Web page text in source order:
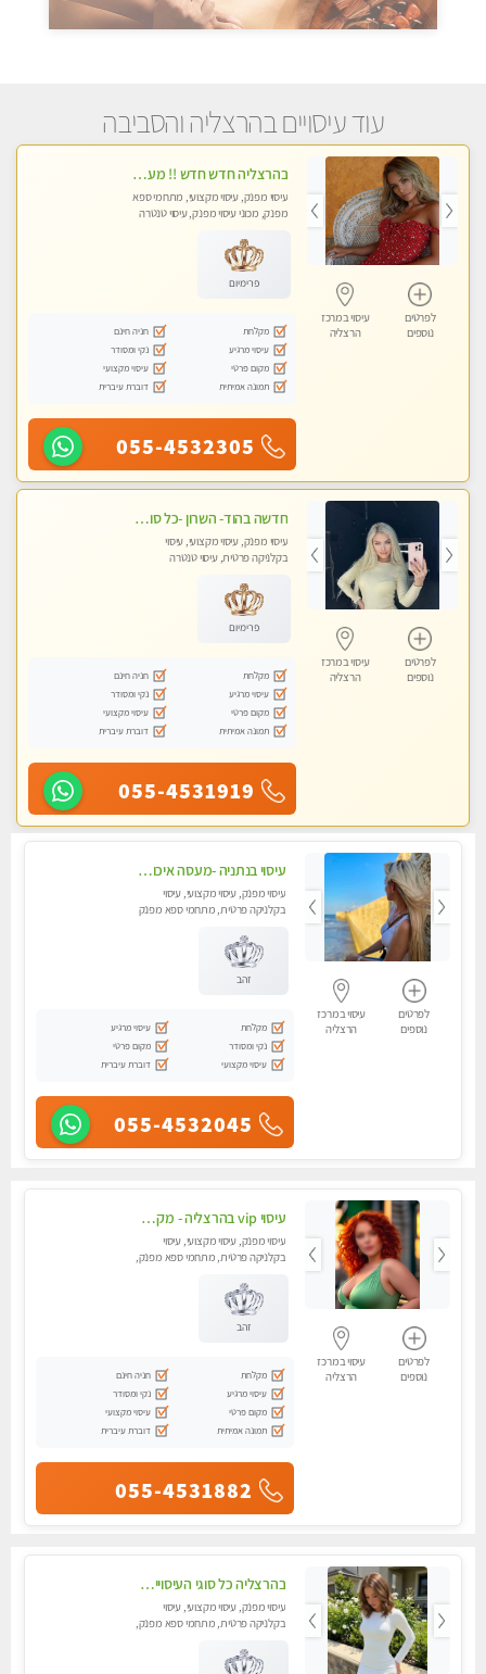
עוד עיסויים בהרצליה והסביבה
לפרטים
נוספים
עיסוי במרכז
הרצליה
בהרצליה חדש חדש !! מעסה מקצועית צעירה ואיכותית פרטי!!!
עיסוי מפנק, עיסוי מקצועי, מתחמי ספא
מפנק, מכוני עיסוי מפנק, עיסוי טנטרה
פרימיום
מקלחת
חניה חינם
עיסוי מרגיע
נקי ומסודר
מקום פרטי
עיסוי מקצועי
תמונה אמיתית
דוברת עיברית
055-4532305
לפרטים
נוספים
עיסוי במרכז
הרצליה
חדשה בהוד- השרון -כל סוגי העיסויים מעסה מקצועית ואיכותית פרטי!!!מומלץ לחלוטין!! אירוח ברמה אחרת ...
עיסוי מפנק, עיסוי מקצועי, עיסוי
בקלניקה פרטית, עיסוי טנטרה
פרימיום
מקלחת
חניה חינם
עיסוי מרגיע
נקי ומסודר
מקום פרטי
עיסוי מקצועי
תמונה אמיתית
דוברת עיברית
055-4531919
לפרטים
נוספים
עיסוי במרכז
הרצליה
עיסוי בנתניה -מעסה איכותית מקצועית ומפנקת
עיסוי מפנק, עיסוי מקצועי, עיסוי
בקלניקה פרטית, מתחמי ספא מפנק
זהב
מקלחת
עיסוי מרגיע
נקי ומסודר
מקום פרטי
עיסוי מקצועי
דוברת עיברית
055-4532045
לפרטים
נוספים
עיסוי במרכז
הרצליה
עיסוי vip בהרצליה - מקצועי ומפנק ומיוחד
עיסוי מפנק, עיסוי מקצועי, עיסוי
בקלניקה פרטית, מתחמי ספא מפנק,
זהב
מקלחת
חניה חינם
עיסוי מרגיע
נקי ומסודר
מקום פרטי
עיסוי מקצועי
תמונה אמיתית
דוברת עיברית
055-4531882
בהרצליה כל סוגי העיסויים מעסה מקצועית ואיכותית פרטי!!!
עיסוי מפנק, עיסוי מקצועי, עיסוי
בקלניקה פרטית, מתחמי ספא מפנק,